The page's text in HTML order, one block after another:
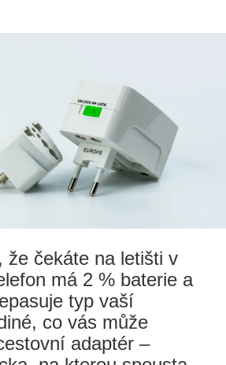
že čekáte na letišti v
má 2 % baterie a
typ vaší
co vás může
adaptér –